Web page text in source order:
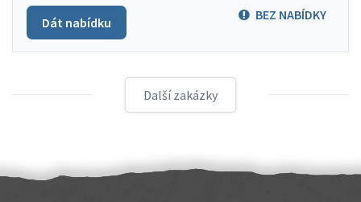
BEZ NABÍDKY
Dát nabídku
Další zakázky